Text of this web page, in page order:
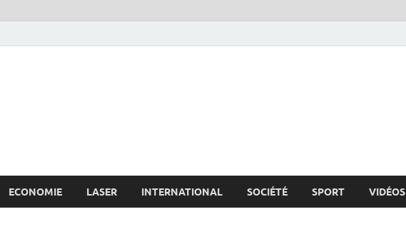
ECONOMIE LASER INTERNATIONAL SOCIÉTÉ SPORT VIDÉOS